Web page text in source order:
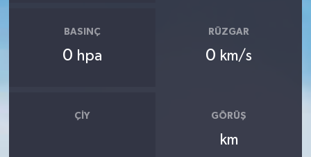
BASINÇ
0 hpa
RÜZGAR
0 km/s
ÇIY GÖRÜŞ
km